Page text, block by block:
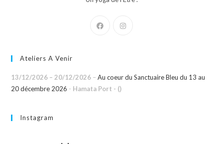
Ateliers A Venir
13/12/2026 – 20/12/2026 –Au coeur du Sanctuaire Bleu du 13 au
20 décembre 2026 - Hamata Port - ()
Instagram